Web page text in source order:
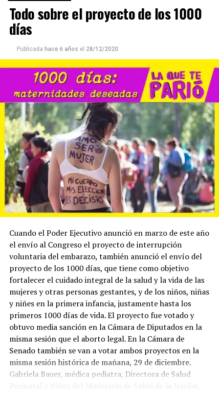
Todo sobre el proyecto de los 1000
días
Publicada hace 6 años el 28/12/2020
Cuando el Poder Ejecutivo anunció en marzo de este año
el envío al Congreso el proyecto de interrupción
voluntaria del embarazo, también anunció el envío del
proyecto de los 1000 días, que tiene como objetivo
fortalecer el cuidado integral de la salud y la vida de las
mujeres y otras personas gestantes, y de los niños, niñas
y niñes en la primera infancia, justamente hasta los
primeros 1000 días de vida. El proyecto fue votado y
obtuvo media sanción en la Cámara de Diputados en la
misma sesión que el aborto legal. En la Cámara de
Senado también se van a votar ambos proyectos en la
misma sesión histórica de mañana, 29 de diciembre.
Gabriela Bauer, médica pediatra, Directora de Salud